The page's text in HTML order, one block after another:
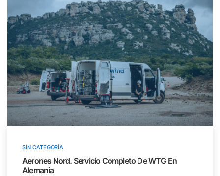
SIN CATEGORÍA
Aerones Nord. Servicio Completo De WTG En
Alemania